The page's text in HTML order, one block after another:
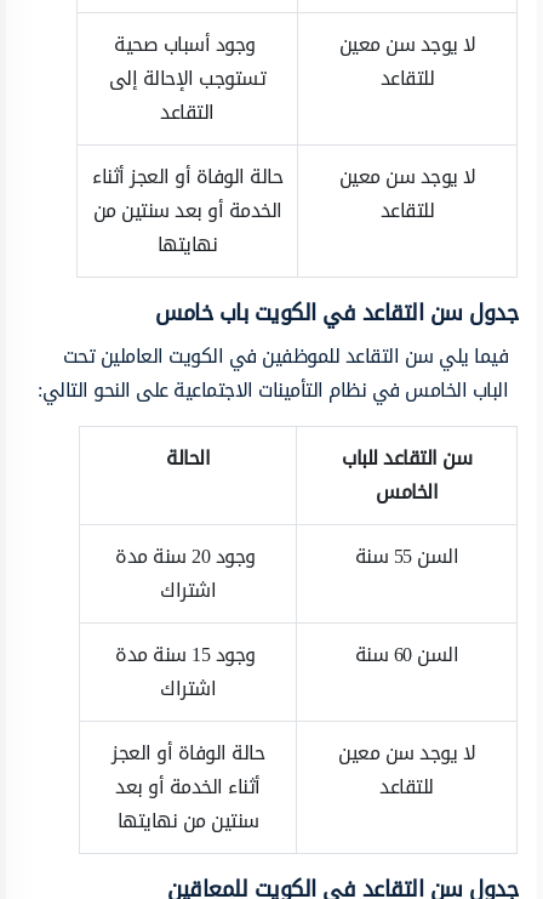
لا يوجد سن معين
للتقاعد
وجود أسباب صحية
تستوجب الإحالة إلى
التقاعد
لا يوجد سن معين
للتقاعد
حالة الوفاة أو العجز أثناء
الخدمة أو بعد سنتين من
نهايتها
جدول سن التقاعد في الكويت باب خامس
فيما يلي سن التقاعد للموظفين في الكويت العاملين تحت
الباب الخامس في نظام التأمينات الاجتماعية على النحو التالي:
سن التقاعد للباب
الخامس
الحالة
السن 55 سنة
وجود 20 سنة مدة
اشتراك
السن 60 سنة
وجود 15 سنة مدة
اشتراك
لا يوجد سن معين
للتقاعد
حالة الوفاة أو العجز
أثناء الخدمة أو بعد
سنتين من نهايتها
جدول سن التقاعد في الكويت للمعاقين